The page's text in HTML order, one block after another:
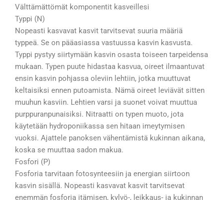
Välttämättömät komponentit kasveillesi
Typpi (N)
Nopeasti kasvavat kasvit tarvitsevat suuria määriä
typpeä. Se on pääasiassa vastuussa kasvin kasvusta.
Typpi pystyy siirtymään kasvin osasta toiseen tarpeidensa
mukaan. Typen puute hidastaa kasvua, oireet ilmaantuvat
ensin kasvin pohjassa oleviin lehtiin, jotka muuttuvat
keltaisiksi ennen putoamista. Nämä oireet leviävät sitten
muuhun kasviin. Lehtien varsi ja suonet voivat muuttua
purppuranpunaisiksi. Nitraatti on typen muoto, jota
käytetään hydroponiikassa sen hitaan imeytymisen
vuoksi. Ajattele panoksen vähentämistä kukinnan aikana,
koska se muuttaa sadon makua.
Fosfori (P)
Fosforia tarvitaan fotosynteesiin ja energian siirtoon
kasvin sisällä. Nopeasti kasvavat kasvit tarvitsevat
enemmän fosforia itämisen, kylvö-, leikkaus- ja kukinnan